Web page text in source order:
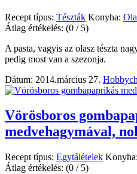
Recept típus: Tészták Konyha:
Átlag értékelés: (0 / 5)
A pasta, vagyis az olasz tészta
pedig most van a szezonja.
Dátum: 2014.március 27.
Vörösboros
medvehagymával,
Recept típus: Egytálételek Konyha:
Átlag értékelés: (0 / 5)